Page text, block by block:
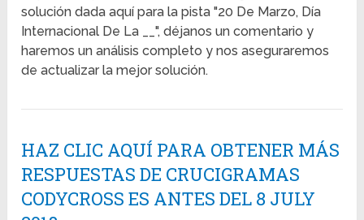
solución dada aquí para la pista "20 De Marzo, Día
Internacional De La __", déjanos un comentario y
haremos un análisis completo y nos aseguraremos
de actualizar la mejor solución.
HAZ CLIC AQUÍ PARA OBTENER MÁS
RESPUESTAS DE CRUCIGRAMAS
CODYCROSS ES ANTES DEL 8 JULY